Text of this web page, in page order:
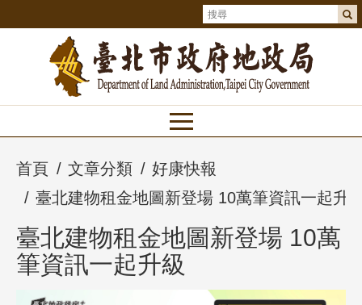
首頁 文章分類
好康快報
臺北建物租金地圖新登場 10萬筆資訊一起升
臺北建物租金地圖新登場 10萬
筆資訊一起升級